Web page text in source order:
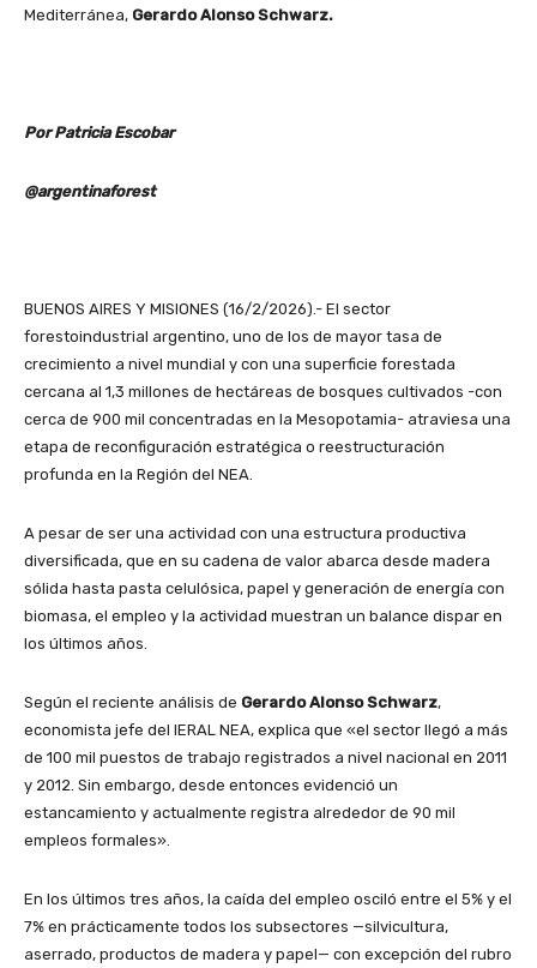
Mediterránea, Gerardo Alonso Schwarz.
Por Patricia Escobar
@argentinaforest
BUENOS AIRES Y MISIONES (16/2/2026).- El sector
forestoindustrial argentino, uno de los de mayor tasa de
crecimiento a nivel mundial y con una superficie forestada
cercana al 1,3 millones de hectáreas de bosques cultivados -con
cerca de 900 mil concentradas en la Mesopotamia- atraviesa una
etapa de reconfiguración estratégica o reestructuración
profunda en la Región del NEA.
A pesar de ser una actividad con una estructura productiva
diversificada, que en su cadena de valor abarca desde madera
sólida hasta pasta celulósica, papel y generación de energía con
biomasa, el empleo y la actividad muestran un balance dispar en
los últimos años.
Según el reciente análisis de Gerardo Alonso Schwarz,
economista jefe del IERAL NEA, explica que «el sector llegó a más
de 100 mil puestos de trabajo registrados a nivel nacional en 2011
y 2012. Sin embargo, desde entonces evidenció un
estancamiento y actualmente registra alrededor de 90 mil
empleos formales».
En los últimos tres años, la caída del empleo osciló entre el 5% y el
7% en prácticamente todos los subsectores —silvicultura,
aserrado, productos de madera y papel— con excepción del rubro